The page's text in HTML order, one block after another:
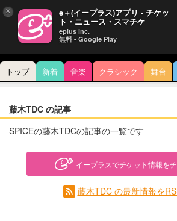
トップ 新着 音楽 クラシック 舞台
藤木TDC の記事
SPICEの藤木TDCの記事の一覧です
イープラスでチケット情報をチ
藤木TDC の最新情報を
× e＋(イープラス)アプリ - チケッ
ト・ニュース・スマチケ
eplus inc.
無料 - Google Play